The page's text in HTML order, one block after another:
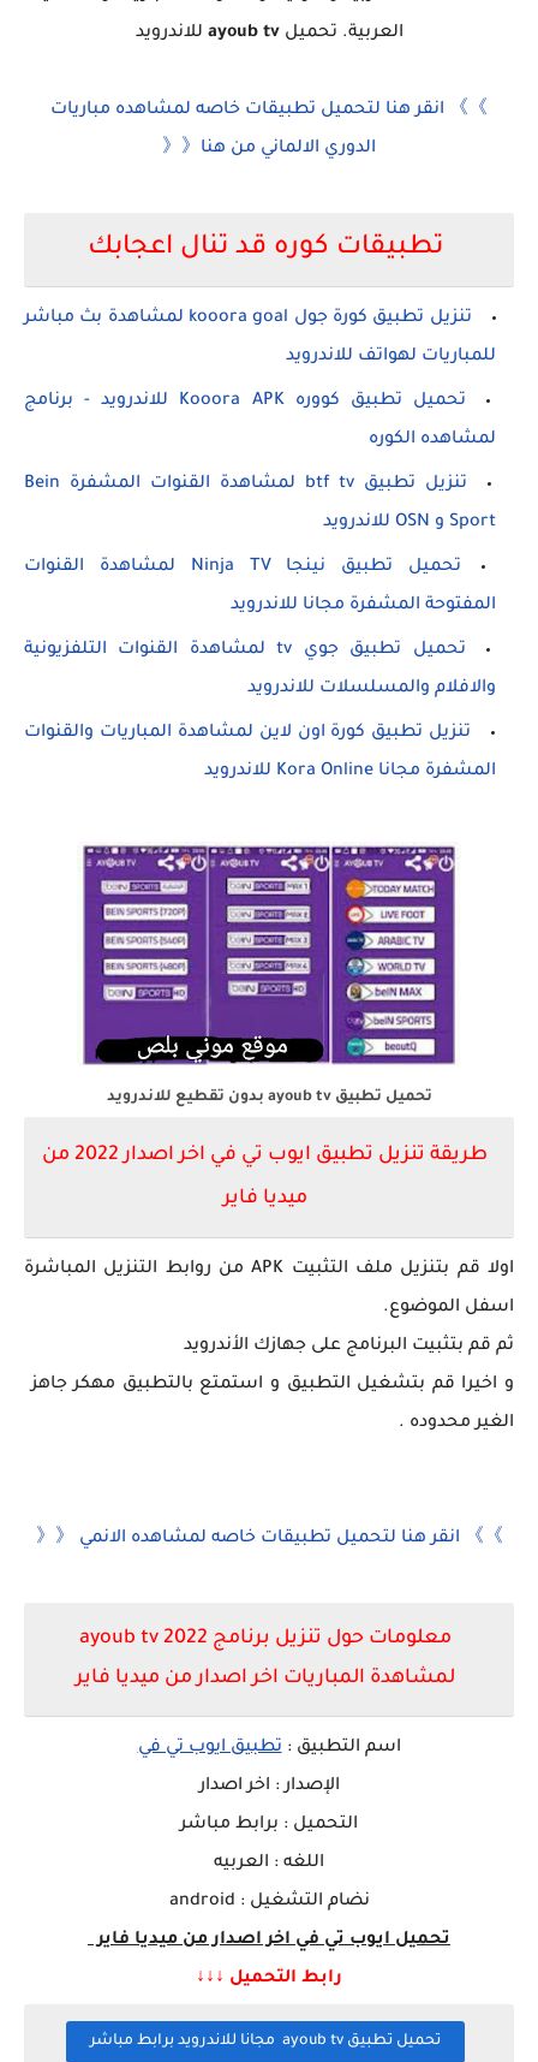
العربية. تحميلayoub tv للاندرويد
》》 انقر هنا لتحميل تطبيقات خاصه لمشاهده مباريات
الدوري الالماني من هنا《《
تطبيقات كوره قد تنال اعجابك
تنزيل تطبيق كورة جول kooora goal لمشاهدة بث مباشر
للمباريات لهواتف للاندرويد
تحميل تطبيق كووره Kooora APK للاندرويد - برنامج
لمشاهده الكوره
تنزيل تطبيق btf tv لمشاهدة القنوات المشفرة Bein
Sport و OSN للاندرويد
تحميل تطبيق نينجا Ninja TV لمشاهدة القنوات
المفتوحة المشفرة مجانا للاندرويد
تحميل تطبيق جوي tv لمشاهدة القنوات التلفزيونية
والافلام والمسلسلات للاندرويد
تنزيل تطبيق كورة اون لاين لمشاهدة المباريات والقنوات
المشفرة مجانا Kora Online للاندرويد
تحميل تطبيق ayoub tv بدون تقطيع للاندرويد
طريقة تنزيل تطبيق ايوب تي في
اخر اصدار 2022 من
ميديا فاير
اولا قم بتنزيل ملف التثبيت APK من روابط التنزيل المباشرة
اسفل الموضوع.
ثم قم بتثبيت البرنامج على جهازك الأندرويد
و اخيرا قم بتشغيل التطبيق و استمتع بالتطبيق مهكر جاهز
الغير محدوده .
》》 انقر هنا لتحميل تطبيقات خاصه لمشاهده الانمي 《《
معلومات حول تنزيل برنامج ayoub tv 2022
لمشاهدة المباريات اخر اصدار من ميديا فاير
اسم التطبيق : تطبيق ايوب تي في
الإصدار : اخر اصدار
التحميل : برابط مباشر
اللغه : العربيه
نضام التشغيل : android
تحميل ايوب تي فياخر اصدار من ميديا فاير
رابط التحميل ↓↓↓
تحميل تطبيق ayoub tv مجانا للاندرويد برابط مباشر